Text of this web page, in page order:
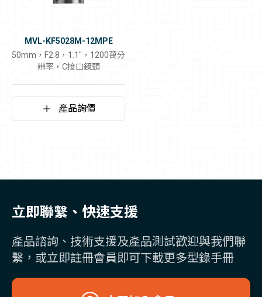
MVL-KF5028M-12MPE
50mm，F2.8，1.1"，1200萬分
辨率，C接口鏡頭
產品詢價
立即聯繫、快速支援
產品諮詢、技術支援及產品測試歡迎與我們聯
繫，或立即註冊會員即可下載更多型錄手冊